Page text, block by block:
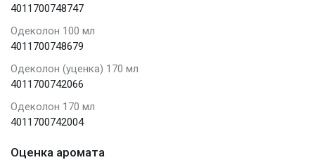
4011700748747
Одеколон 100 мл
4011700748679
Одеколон (уценка) 170 мл
4011700742066
Одеколон 170 мл
4011700742004
Оценка аромата